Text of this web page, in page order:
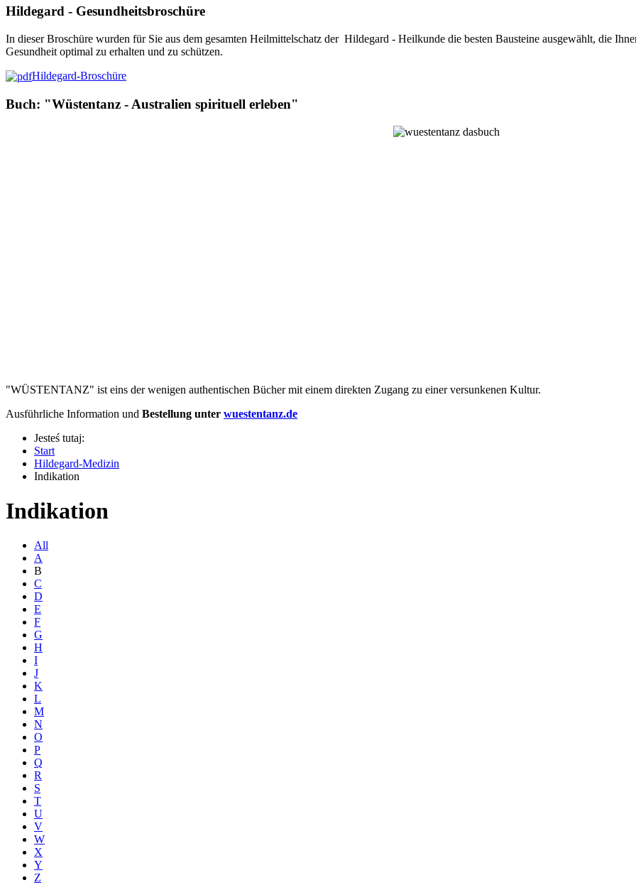
Hildegard - Gesundheitsbroschüre
In dieser Broschüre wurden für Sie aus dem gesamten Heilmittelschatz der Hildegard - Heilkunde die besten Bausteine ausgewählt, die
Gesundheit optimal zu erhalten und zu schützen.
Hildegard-Broschüre
Buch: "Wüstentanz - Australien spirituell erleben"
"WÜSTENTANZ" ist eins der wenigen authentischen Bücher mit einem direkten Zugang zu einer versunkenen Kultur.
Ausführliche Information und Bestellung unter wuestentanz.de
Jesteś tutaj:
Start
Hildegard-Medizin
Indikation
Indikation
All
A
B
C
D
E
F
G
H
I
J
K
L
M
N
O
P
Q
R
S
T
U
V
W
X
Y
Z